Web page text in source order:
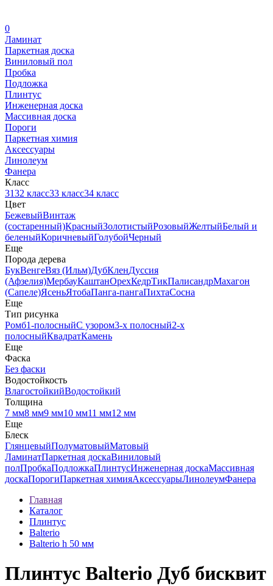
0
Ламинат
Паркетная доска
Виниловый пол
Пробка
Подложка
Плинтус
Инженерная доска
Массивная доска
Пороги
Паркетная химия
Аксессуары
Линолеум
Фанера
Класс
3132 класс33 класс34 класс
Цвет
БежевыйВинтаж
(состаренный)КрасныйЗолотистыйРозовыйЖелтыйБелый и
беленыйКоричневыйГолубойЧерный
Еще
Порода дерева
БукВенгеВяз (Ильм)ДубКленДуссия
(Афзелия)МербауКаштанОрехКедрТикПалисандрМахагон
(Сапеле)ЯсеньЯтобаПанга-пангаПихтаСосна
Еще
Тип рисунка
Ромб1-полосныйС узором3-х полосный2-х
полосныйКвадратКамень
Еще
Фаска
Без фаски
Водостойкость
ВлагостойкийВодостойкий
Толщина
7 мм8 мм9 мм10 мм11 мм12 мм
Еще
Блеск
ГлянцевыйПолуматовыйМатовый
ЛаминатПаркетная доскаВиниловый
полПробкаПодложкаПлинтусИнженерная доскаМассивная
доскаПорогиПаркетная химияАксессуарыЛинолеумФанера
Главная
Каталог
Плинтус
Balterio
Balterio h 50 мм
Плинтус Balterio Дуб бисквит